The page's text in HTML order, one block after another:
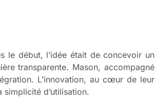
le début, l’idée était de concevoir un
transparente. Mason, accompagné
L’innovation, au cœur de leur
d’utilisation.